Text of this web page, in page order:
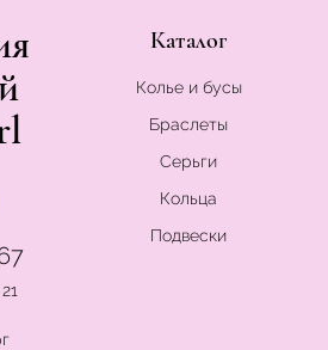
Каталог
Колье и бусы
Браслеты
Серьги
Кольца
Подвески